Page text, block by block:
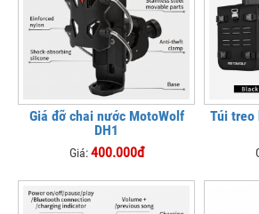
Giá đỡ chai nước MotoWolf
DH1
Giá:400.000đ
Túi treo